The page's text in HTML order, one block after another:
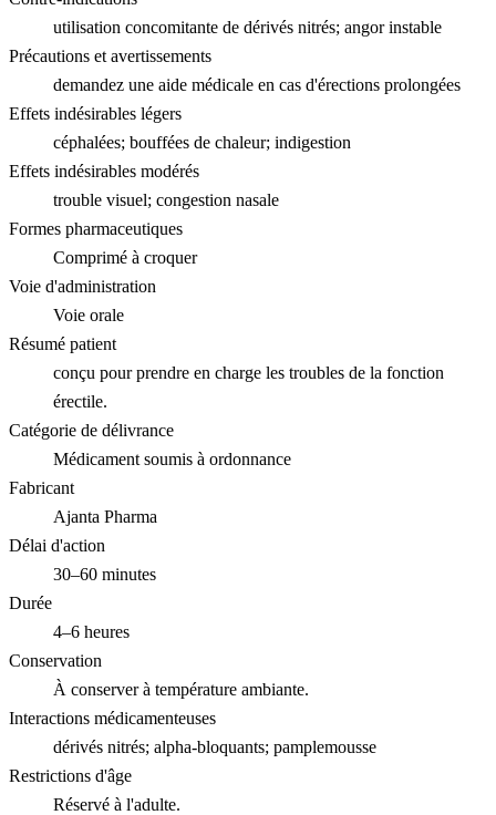
utilisation concomitante de dérivés nitrés; angor instable
Précautions et avertissements
demandez une aide médicale en cas d'érections prolongées
Effets indésirables légers
céphalées; bouffées de chaleur; indigestion
Effets indésirables modérés
trouble visuel; congestion nasale
Formes pharmaceutiques
Comprimé à croquer
Voie d'administration
Voie orale
Résumé patient
conçu pour prendre en charge les troubles de la fonction
érectile.
Catégorie de délivrance
Médicament soumis à ordonnance
Fabricant
Ajanta Pharma
Délai d'action
30–60 minutes
Durée
4–6 heures
Conservation
À conserver à température ambiante.
Interactions médicamenteuses
dérivés nitrés; alpha-bloquants; pamplemousse
Restrictions d'âge
Réservé à l'adulte.